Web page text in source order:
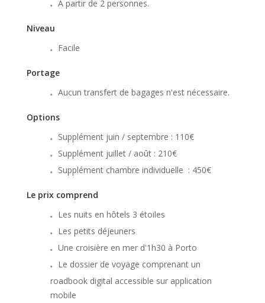
A partir de 2 personnes.
Niveau
Facile
Portage
Aucun transfert de bagages n'est nécessaire.
Options
Supplément juin / septembre : 110€
Supplément juillet / août : 210€
Supplément chambre individuelle : 450€
Le prix comprend
Les nuits en hôtels 3 étoiles
Les petits déjeuners
Une croisière en mer d'1h30 à Porto
Le dossier de voyage comprenant un
roadbook digital accessible sur application
mobile